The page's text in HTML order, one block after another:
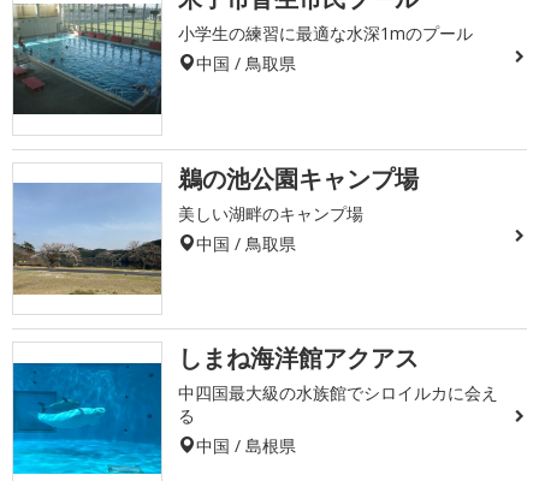
小学生の練習に最適な水深1mのプール
中国 / 鳥取県
鵜の池公園キャンプ場
美しい湖畔のキャンプ場
中国 / 鳥取県
しまね海洋館アクアス
中四国最大級の水族館でシロイルカに会え
る
中国 / 島根県